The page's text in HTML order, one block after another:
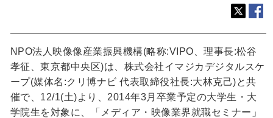
NPO法人映像像産業振興機構(略称:VIPO、理事長:松谷
孝征、東京都中央区)は、株式会社イマジカデジタルスケ
ープ(媒体名:クリ博ナビ 代表取締役社長:大林克己)と共
催で、12/1(土)より、2014年3月卒業予定の大学生・大
学院生を対象に、「メディア・映像業界就職セミナー」